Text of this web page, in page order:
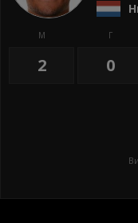
М
2
Г
0